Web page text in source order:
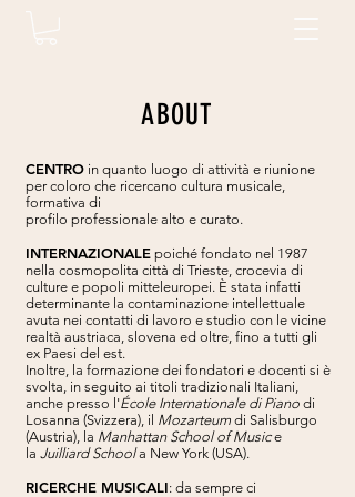
ABOUT
CENTRO in quanto luogo di attività e riunione
per coloro che ricercano cultura musicale,
formativa di
profilo professionale alto e curato.
INTERNAZIONALE poiché fondato nel 1987
nella cosmopolita città di Trieste, crocevia di
culture e popoli mitteleuropei. È stata infatti
determinante la contaminazione intellettuale
avuta nei contatti di lavoro e studio con le vicine
realtà austriaca, slovena ed oltre, fino a tutti gli
ex Paesi del est.
Inoltre, la formazione dei fondatori e docenti si è
svolta, in seguito ai titoli tradizionali Italiani,
anche presso l'École Internationale di Piano di
Losanna (Svizzera), il Mozarteum di Salisburgo
(Austria), la Manhattan School of Musice
la Juilliard Schoola New York (USA).
RICERCHE MUSICALI: da sempre ci